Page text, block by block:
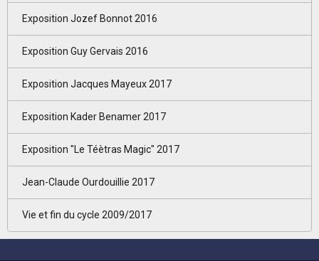
Exposition Jozef Bonnot 2016
Exposition Guy Gervais 2016
Exposition Jacques Mayeux 2017
Exposition Kader Benamer 2017
Exposition "Le Téètras Magic" 2017
Jean-Claude Ourdouillie 2017
Vie et fin du cycle 2009/2017